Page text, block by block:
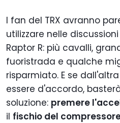
I fan del TRX avranno
utilizzare nelle
Raptor R: più cavalli,
fuoristrada e qualche
risparmiato. E se
essere d'accordo,
soluzione: premere
il fischio del